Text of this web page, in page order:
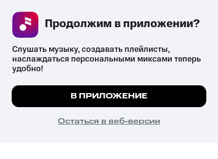
СКАЧАТЬ ПРИЛОЖЕНИЕ
психотропных веществ, их аналогов причиняет вред здоровью,
их незаконный оборот запрещён и влечёт установленную
законодательством ответственность.
© 2026 ООО «КИОН».
Все права защищены
Мы используем куки, чтобы на сайте все
Подробнее
ПОНЯТНО
Слушать музыку, создавать плейлисты,
наслаждаться персональными миксами теперь
удобно!
В ПРИЛОЖЕНИЕ
Остаться в веб-версии